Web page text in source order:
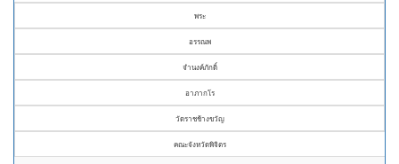
พระ
อรรณพ
จำนงค์ภักดิ์
อาภากโร
วัดราชช้างขวัญ
คณะจังหวัดพิจิตร